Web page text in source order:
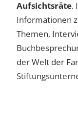
Aufsichtsräte.
Informationen
Themen,
der Welt der